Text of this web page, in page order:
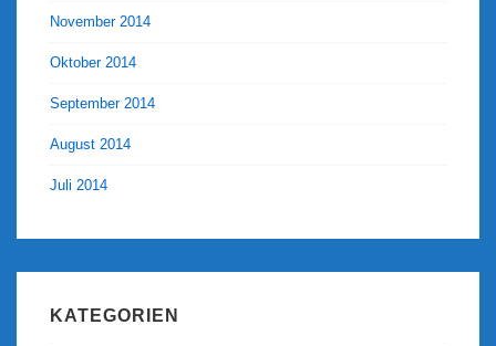
November 2014
Oktober 2014
September 2014
August 2014
Juli 2014
KATEGORIEN